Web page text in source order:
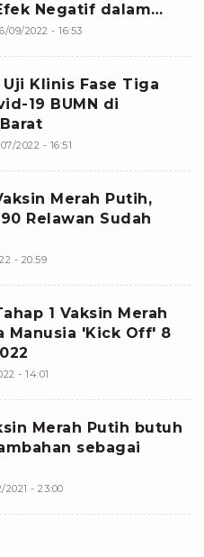
Negatif dalam
Ini Penjelasan
09/2022 - 16:53
Uji Klinis Fase Tiga
19 BUMN di
2022 - 16:51
Merah Putih,
Relawan Sudah
- 20:59
1 Vaksin Merah
Manusia 'Kick Off' 8
- 14:01
Merah Putih butuh
sebagai
2021 - 23:00